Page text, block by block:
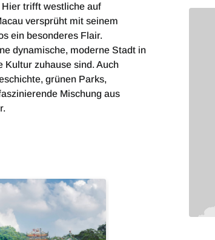
trifft westliche auf
versprüht mit seinem
ein besonderes Flair.
dynamische, moderne Stadt in
Kultur zuhause sind. Auch
grünen Parks,
Mischung aus